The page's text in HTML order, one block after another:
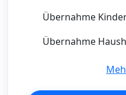
Übernahme
Übernahme